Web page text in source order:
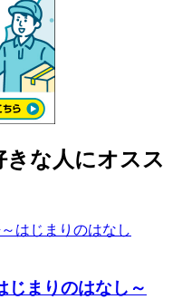
な人にオスス
じまりのはなし～